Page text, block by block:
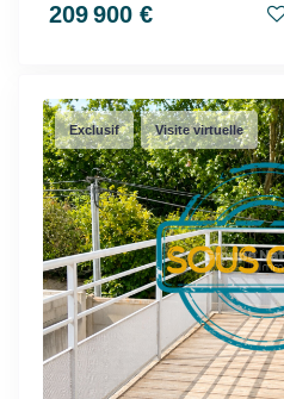
209 900 €
Exclusif Visite virtuelle